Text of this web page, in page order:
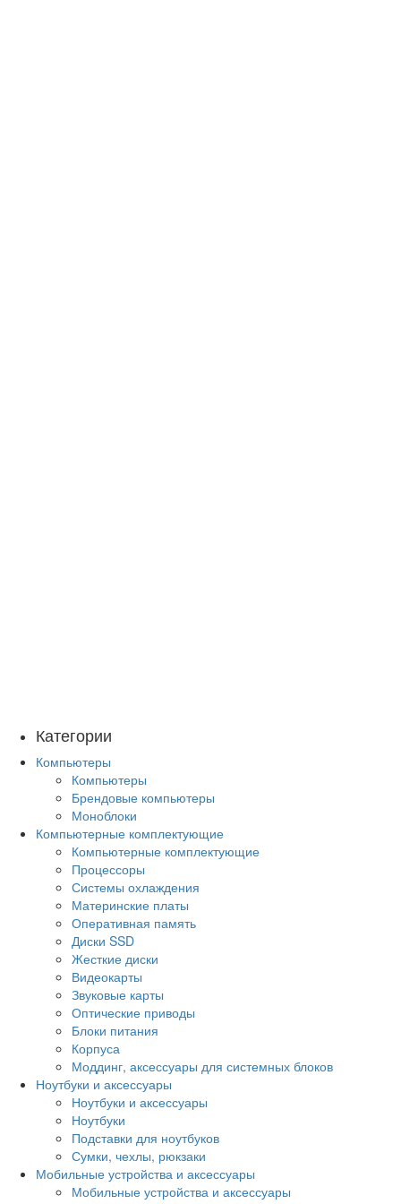
Категории
Компьютеры
Компьютеры
Брендовые компьютеры
Моноблоки
Компьютерные комплектующие
Компьютерные комплектующие
Процессоры
Системы охлаждения
Материнские платы
Оперативная память
Диски SSD
Жесткие диски
Видеокарты
Звуковые карты
Оптические приводы
Блоки питания
Корпуса
Моддинг, аксессуары для системных блоков
Ноутбуки и аксессуары
Ноутбуки и аксессуары
Ноутбуки
Подставки для ноутбуков
Сумки, чехлы, рюкзаки
Мобильные устройства и аксессуары
Мобильные устройства и аксессуары